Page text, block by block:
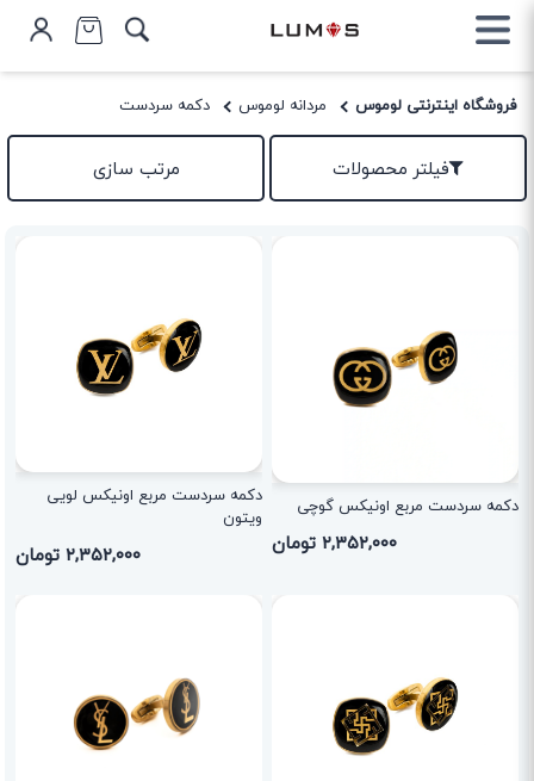
فروشگاه اینترنتی لوموس مردانه لوموس دکمه سردست
فیلتر محصولات مرتب سازی
دکمه سردست مربع اونیکس گوچی
۲,۳۵۲,۰۰۰ تومان
دکمه سردست مربع اونیکس لویی
ویتون
۲,۳۵۲,۰۰۰ تومان